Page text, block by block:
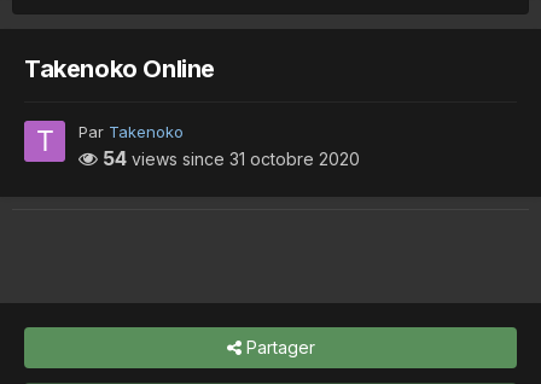
Takenoko Online
Par Takenoko
54 views since 31 octobre 2020
Partager